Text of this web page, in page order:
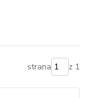
strana z 1